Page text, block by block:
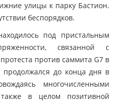
улицы к парку Бастион.
беспорядков.
под пристальным
связанной с
против саммита G7 в
до конца дня в
многочисленными
в целом позитивной